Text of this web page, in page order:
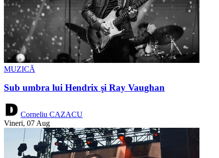
MUZICĂ
Sub umbra lui Hendrix şi Ray Vaughan
Corneliu CAZACU
Vineri, 07 Aug